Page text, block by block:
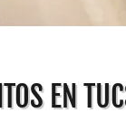
EN